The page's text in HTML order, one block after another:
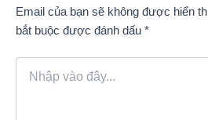
Email của bạn sẽ không được hiển
bắt buộc được đánh dấu *
vào